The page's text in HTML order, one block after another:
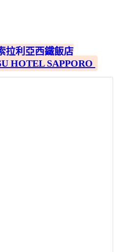
拉利亞西鐵飯店
HOTEL SAPPORO